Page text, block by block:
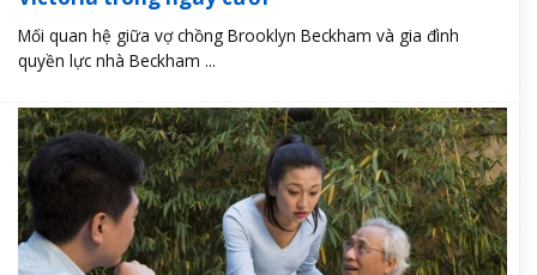
Mối quan hệ giữa vợ chồng Brooklyn Beckham và gia đình
quyền lực nhà Beckham ...